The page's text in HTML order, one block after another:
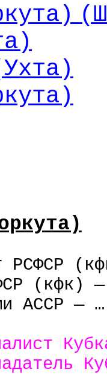
РСФСР (
( кфк) —
АССР —